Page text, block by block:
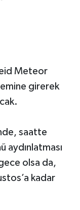
Meteor
girerek
saatte
aydınlatması
olsa da,
kadar